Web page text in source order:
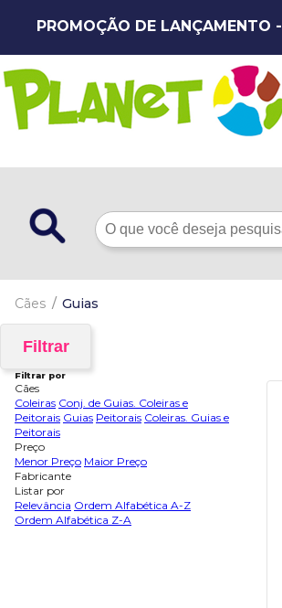
PROMOÇÃO DE LANÇAMENTO -
Cães Guias
Filtrar
Filtrar por
Cães
Coleiras Conj. de Guias. Coleiras e
Peitorais Guias Peitorais Coleiras. Guias e
Peitorais
Preço
Menor Preço Maior Preço
Fabricante
Listar por
Relevância Ordem Alfabética A-Z
Ordem Alfabética Z-A